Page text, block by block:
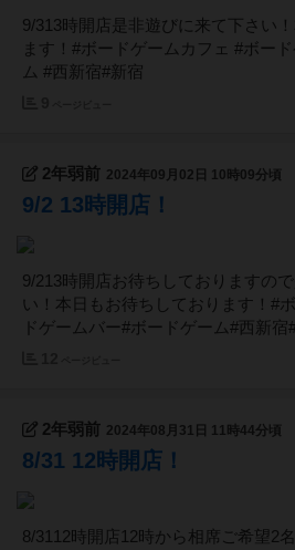
9/313時開店是非遊びに来て下さい
ます！#ボードゲームカフェ #ボー
ム #西新宿#新宿
2年弱前 2024年09月02日 10時09分頃
9/2 13時開店！
‪9/213時開店‬‪お待ちしておりますの
い！‬‪本日もお待ちしております！‬‪#
ドゲームバー‬‪#ボードゲーム‬‪#西新宿‬‪
2年弱前 2024年08月31日 11時44分頃
8/31 12時開店！
8/3112時開店12時から相席ご希望2